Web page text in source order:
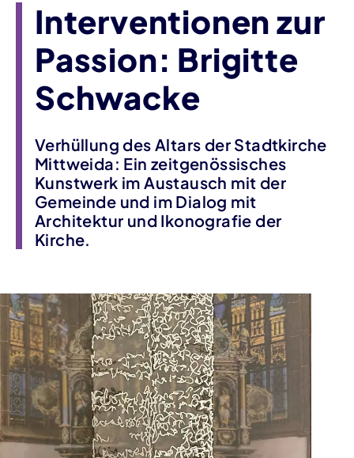
Interventionen zur
Passion: Brigitte
Schwacke
Verhüllung des Altars der Stadtkirche
Mittweida: Ein zeitgenössisches
Kunstwerk im Austausch mit der
Gemeinde und im Dialog mit
Architektur und Ikonografie der
Kirche.